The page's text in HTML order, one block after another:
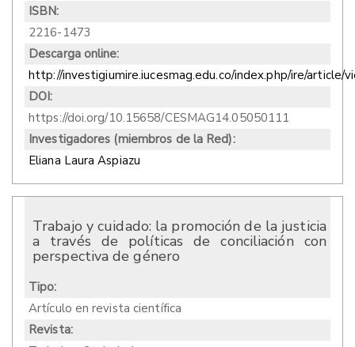
ISBN:
2216-1473
Descarga online:
http://investigiumire.iucesmag.edu.co/index.php/ire/article/
DOI:
https://doi.org/10.15658/CESMAG14.05050111
Investigadores (miembros de la Red):
Eliana Laura Aspiazu
Trabajo y cuidado: la promoción de la justicia
a través de políticas de conciliación con
perspectiva de género
Tipo:
Artículo en revista científica
Revista: